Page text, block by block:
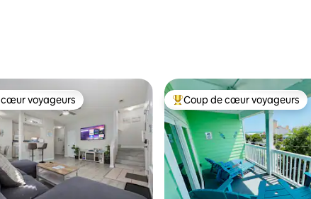
cœur voyageurs
voyageurs Coups de cœur voyageurs
Coup de cœur voyageurs